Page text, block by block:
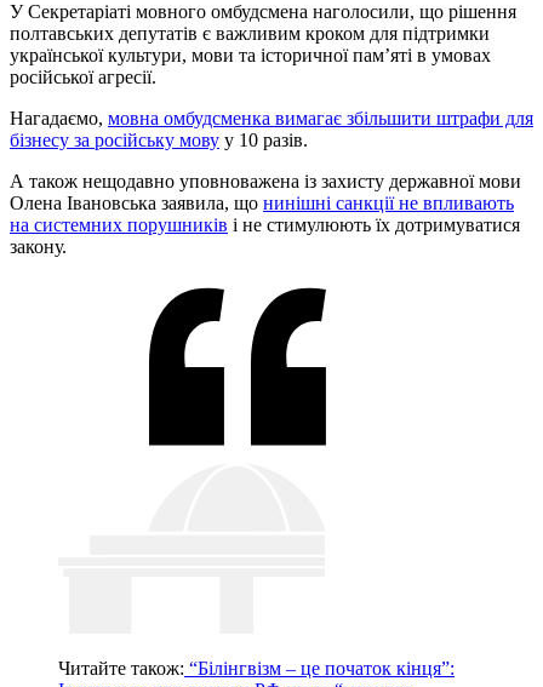
У Секретаріаті мовного омбудсмена наголосили, що рішення
полтавських депутатів є важливим кроком для підтримки
української культури, мови та історичної пам’яті в умовах
російської агресії.
Нагадаємо, мовна омбудсменка вимагає збільшити штрафи для
бізнесу за російську мову у 10 разів.
А також нещодавно уповноважена із захисту державної мови
Олена Івановська заявила, що нинішні санкції не впливають
на системних порушників і не стимулюють їх дотримуватися
закону.
Читайте також: “Білінгвізм – це початок кінця”: